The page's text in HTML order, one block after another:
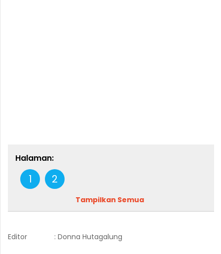
Halaman:
1 2
Tampilkan Semua
Editor : Donna Hutagalung